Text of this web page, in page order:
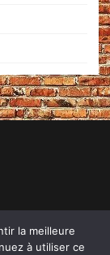
la meilleure
à utiliser ce